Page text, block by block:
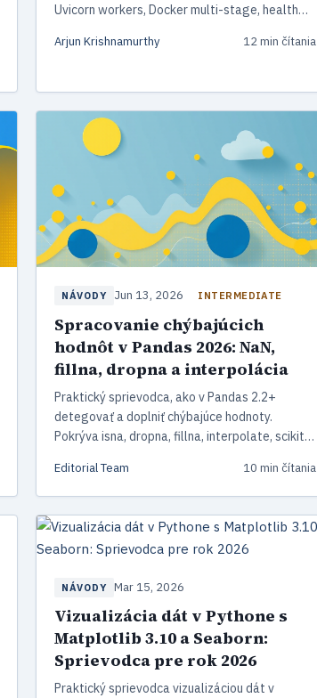
Uvicorn workers, Docker multi-stage, health
Arjun Krishnamurthy 12 min čítania
NÁVODY Jun 13, 2026 INTERMEDIATE
Spracovanie chýbajúcich
hodnôt v Pandas 2026: NaN,
fillna, dropna a interpolácia
Praktický sprievodca, ako v Pandas 2.2+
detegovať a doplniť chýbajúce hodnoty.
Pokrýva isna, dropna, fillna, interpolate, scikit-
Editorial Team 10 min čítania
NÁVODY Mar 15, 2026
Vizualizácia dát v Pythone s
Matplotlib 3.10 a Seaborn:
Sprievodca pre rok 2026
Praktický sprievodca vizualizáciou dát v